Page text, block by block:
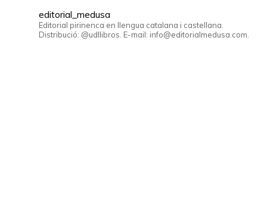
editorial_medusa
Editorial pirinenca en llengua catalana i castellana.
Distribució: @udllibros. E-mail: info@editorialmedusa.com.